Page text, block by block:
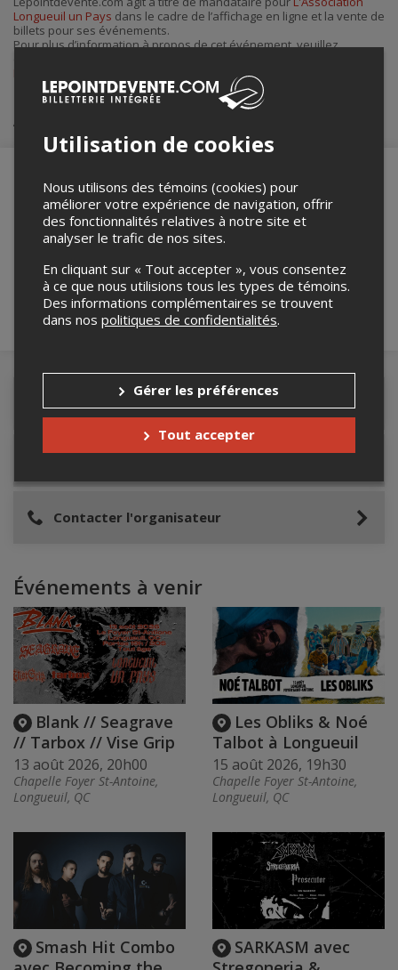
Longueuil un Pays dans le cadre de l’affichage en ligne et la vente de
billets pour ses événements.
Pour plus d’information à propos de cet événement, veuillez
Achat de billets
Merci de confirmer que vous n'êtes pas un
robot ci-bas.
Détails de l'événement
Contacter l'organisateur
Événements à venir
Blank // Seagrave
// Tarbox // Vise Grip
13 août 2026, 20h00
Chapelle Foyer St-Antoine,
Longueuil, QC
Les Obliks & Noé
Talbot à Longueuil
15 août 2026, 19h30
Chapelle Foyer St-Antoine,
Longueuil, QC
Smash Hit Combo
SARKASM avec
Utilisation de cookies
Nous utilisons des témoins (cookies) pour
améliorer votre expérience de navigation, offrir
des fonctionnalités relatives à notre site et
analyser le trafic de nos sites.
En cliquant sur « Tout accepter », vous consentez
à ce que nous utilisions tous les types de témoins.
Des informations complémentaires se trouvent
dans nos politiques de confidentialités.
Gérer les préférences
Tout accepter